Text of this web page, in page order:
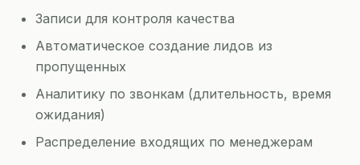
Записи для контроля качества
Автоматическое создание лидов из
пропущенных
Аналитику по звонкам (длительность, время
ожидания)
Распределение входящих по менеджерам